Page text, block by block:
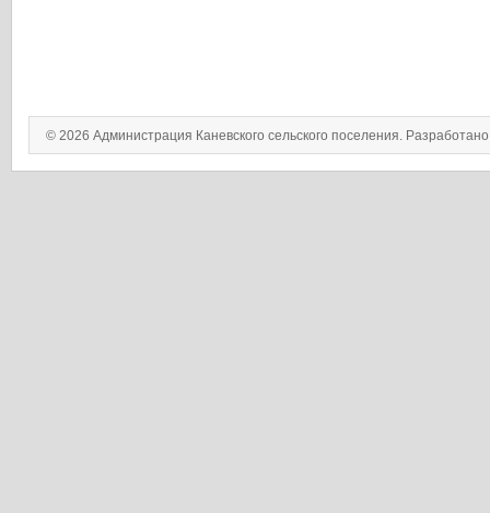
© 2026 Администрация Каневского сельского поселения.